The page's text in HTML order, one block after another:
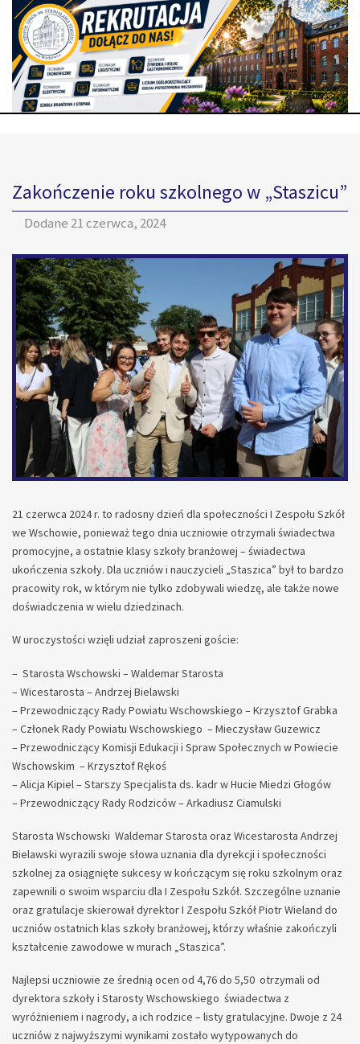
Zakończenie roku szkolnego w „Staszicu”
Dodane 21 czerwca, 2024
21 czerwca 2024 r. to radosny dzień dla społeczności I Zespołu Szkół
we Wschowie, ponieważ tego dnia uczniowie otrzymali świadectwa
promocyjne, a ostatnie klasy szkoły branżowej – świadectwa
ukończenia szkoły. Dla uczniów i nauczycieli „Staszica” był to bardzo
pracowity rok, w którym nie tylko zdobywali wiedzę, ale także nowe
doświadczenia w wielu dziedzinach.
W uroczystości wzięli udział zaproszeni goście:
– Starosta Wschowski – Waldemar Starosta
– Wicestarosta – Andrzej Bielawski
– Przewodniczący Rady Powiatu Wschowskiego – Krzysztof Grabka
– Członek Rady Powiatu Wschowskiego – Mieczysław Guzewicz
– Przewodniczący Komisji Edukacji i Spraw Społecznych w Powiecie
Wschowskim – Krzysztof Rękoś
– Alicja Kipiel – Starszy Specjalista ds. kadr w Hucie Miedzi Głogów
– Przewodniczący Rady Rodziców – Arkadiusz Ciamulski
Starosta Wschowski Waldemar Starosta oraz Wicestarosta Andrzej
Bielawski wyrazili swoje słowa uznania dla dyrekcji i społeczności
szkolnej za osiągnięte sukcesy w kończącym się roku szkolnym oraz
zapewnili o swoim wsparciu dla I Zespołu Szkół. Szczególne uznanie
oraz gratulacje skierował dyrektor I Zespołu Szkół Piotr Wieland do
uczniów ostatnich klas szkoły branżowej, którzy właśnie zakończyli
kształcenie zawodowe w murach „Staszica”.
Najlepsi uczniowie ze średnią ocen od 4,76 do 5,50 otrzymali od
dyrektora szkoły i Starosty Wschowskiego świadectwa z
wyróżnieniem i nagrody, a ich rodzice – listy gratulacyjne. Dwoje z 24
uczniów z najwyższymi wynikami zostało wytypowanych do